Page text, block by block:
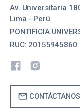
Av. Universitaria
Lima - Perú
PONTIFICIA
RUC: 20155945860
mail CONTÁCTANOS